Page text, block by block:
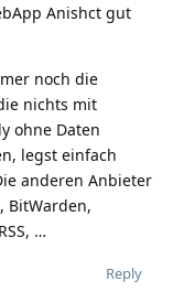
Anishct gut
noch die
nichts mit
ohne Daten
legst einfach
anderen Anbieter
BitWarden,
…
Reply